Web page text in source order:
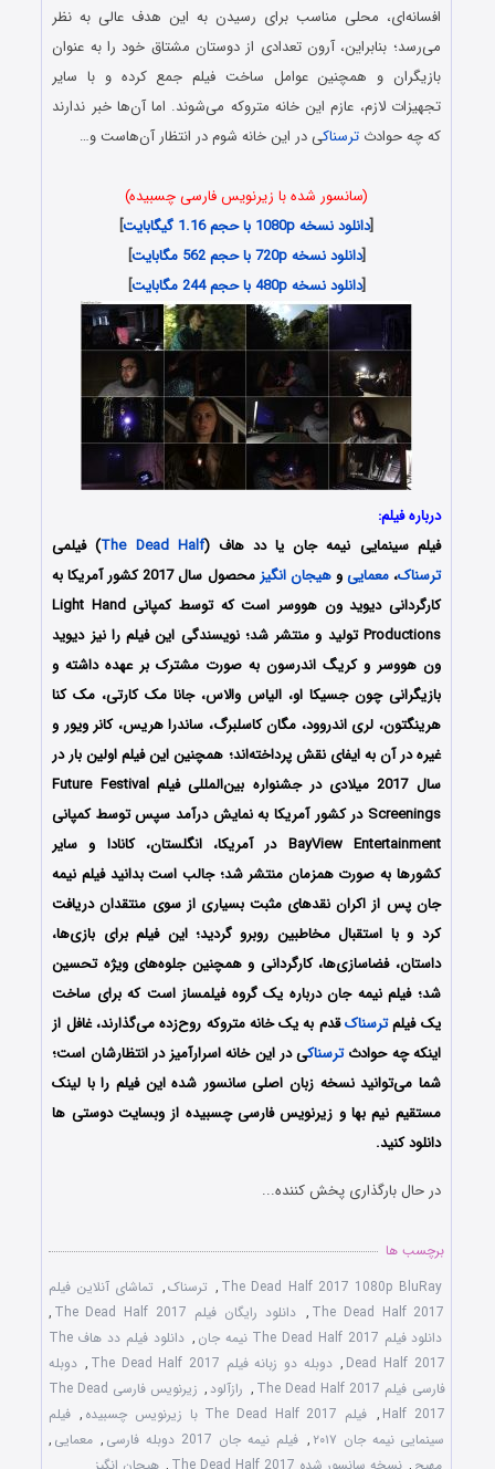
افسانه‌ای، محلی مناسب برای رسیدن به این هدف عالی به نظر
می‌رسد؛ بنابراین، آرون تعدادی از دوستان مشتاق خود را به عنوان
بازیگران و همچنین عوامل ساخت فیلم جمع کرده و با سایر
تجهیزات لازم، عازم این خانه متروکه می‌شوند. اما آن‌ها خبر ندارند
که چه حوادثترسناکی در این خانه شوم در انتظار آن‌هاست و…
(سانسور شده با زیرنویس فارسی چسبیده)
[دانلود نسخه 1080p با حجم 1.16 گیگابایت
]
[دانلود نسخه 720p با حجم 562 مگابایت
]
[دانلود نسخه 480p با حجم 244 مگابایت ]
درباره فیلم:
فیلم سینمایی نیمه جان یا دد هاف (The Dead Half) فیلمی
ترسناک،معماییوهیجان انگیز
محصول سال 2017 کشور آمریکا به
کارگردانی دیوید ون هووسر است که توسط کمپانی Light Hand
Productions تولید و منتشر شد؛ نویسندگی این فیلم را نیز دیوید
ون هووسر و کریگ اندرسون به صورت مشترک بر عهده داشته و
بازیگرانی چون جسیکا او، الیاس والاس، جانا مک کارتی، مک کنا
هرینگتون، لری اندروود، مگان کاسلبرگ، ساندرا هریس، کانر ویور و
غیره در آن به ایفای نقش پرداخته‌اند؛ همچنین این فیلم اولین بار در
سال 2017 میلادی در جشنواره بین‌المللی فیلم Future Festival
Screenings در کشور آمریکا به نمایش درآمد سپس توسط کمپانی
BayView Entertainment در آمریکا، انگلستان، کانادا و سایر
کشورها به صورت همزمان منتشر شد؛ جالب است بدانید فیلم نیمه
جان پس از اکران نقدهای مثبت بسیاری از سوی منتقدان دریافت
کرد و با استقبال مخاطبین روبرو گردید؛ این فیلم برای بازی‌ها،
داستان، فضاسازی‌ها، کارگردانی و همچنین جلوه‌های ویژه تحسین
شد؛ فیلم نیمه جان درباره یک گروه فیلمساز است که برای ساخت
یک فیلمترسناکقدم به یک خانه متروکه روح‌زده می‌گذارند، غافل از
اینکه چه حوادثترسناکی در این خانه اسرارآمیز در انتظارشان است؛
شما می‌توانید نسخه زبان اصلی سانسور شده این فیلم را با لینک
مستقیم نیم بها و زیرنویس فارسی چسبیده از وبسایت دوستی ها
دانلود کنید.
در حال بارگذاری پخش کننده...
برچسب ها
The Dead Half 2017 1080p BluRay
, ترسناک, تماشای آنلاین فیلم
The Dead Half 2017
, دانلود رایگان فیلم The Dead Half 2017
,
دانلود فیلم The Dead Half 2017 نیمه جان
,
دانلود فیلم دد هاف The
Dead Half 2017
, دوبله دو زبانه فیلم The Dead Half 2017 , دوبله
فارسی فیلم The Dead Half 2017
, رازآلود ,
زیرنویس فارسی The Dead
Half 2017
, فیلم The Dead Half 2017 با زیرنویس چسبیده , فیلم
سینمایی نیمه جان ۲۰۱۷
, فیلم نیمه جان 2017 دوبله فارسی , معمایی ,